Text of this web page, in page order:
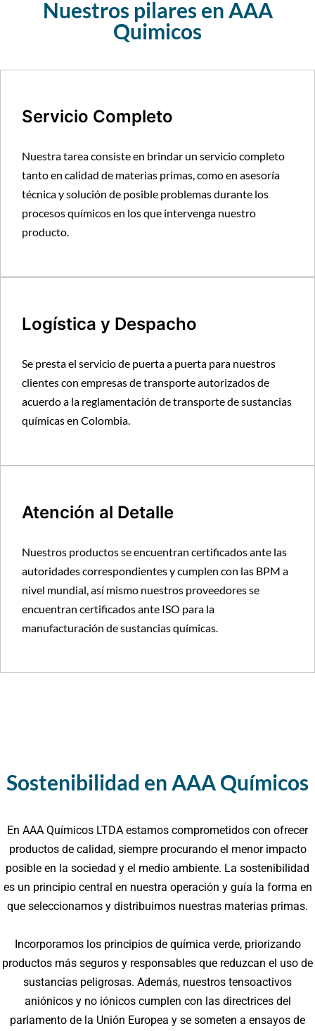
Nuestros pilares en AAA
Quimicos
Servicio Completo
Nuestra tarea consiste en brindar un servicio completo
tanto en calidad de materias primas, como en asesoría
técnica y solución de posible problemas durante los
procesos químicos en los que intervenga nuestro
producto.
Logística y Despacho
Se presta el servicio de puerta a puerta para nuestros
clientes con empresas de transporte autorizados de
acuerdo a la reglamentación de transporte de sustancias
químicas en Colombia.
Atención al Detalle
Nuestros productos se encuentran certificados ante las
autoridades correspondientes y cumplen con las BPM a
nivel mundial, así mismo nuestros proveedores se
encuentran certificados ante ISO para la
manufacturación de sustancias químicas.
Sostenibilidad en AAA Químicos
En AAA Químicos LTDA estamos comprometidos con ofrecer
productos de calidad, siempre procurando el menor impacto
posible en la sociedad y el medio ambiente. La sostenibilidad
es un principio central en nuestra operación y guía la forma en
que seleccionamos y distribuimos nuestras materias primas.
Incorporamos los principios de química verde, priorizando
productos más seguros y responsables que reduzcan el uso de
sustancias peligrosas. Además, nuestros tensoactivos
aniónicos y no iónicos cumplen con las directrices del
parlamento de la Unión Europea y se someten a ensayos de